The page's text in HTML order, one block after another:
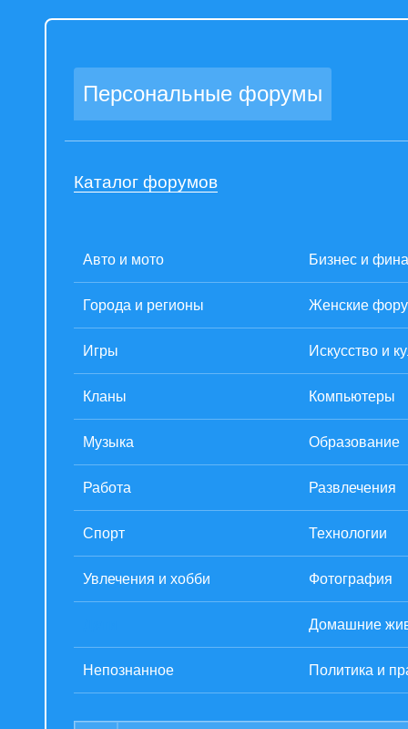
Персональные форумы
Каталог форумов
Авто и мото Бизнес и
Города и регионы Женские
Игры Искусство и
Кланы Компьютеры
Музыка Образование
Работа Развлечения
Спорт Технологии
Увлечения и хобби Фотография
Домашние
Непознанное Политика и